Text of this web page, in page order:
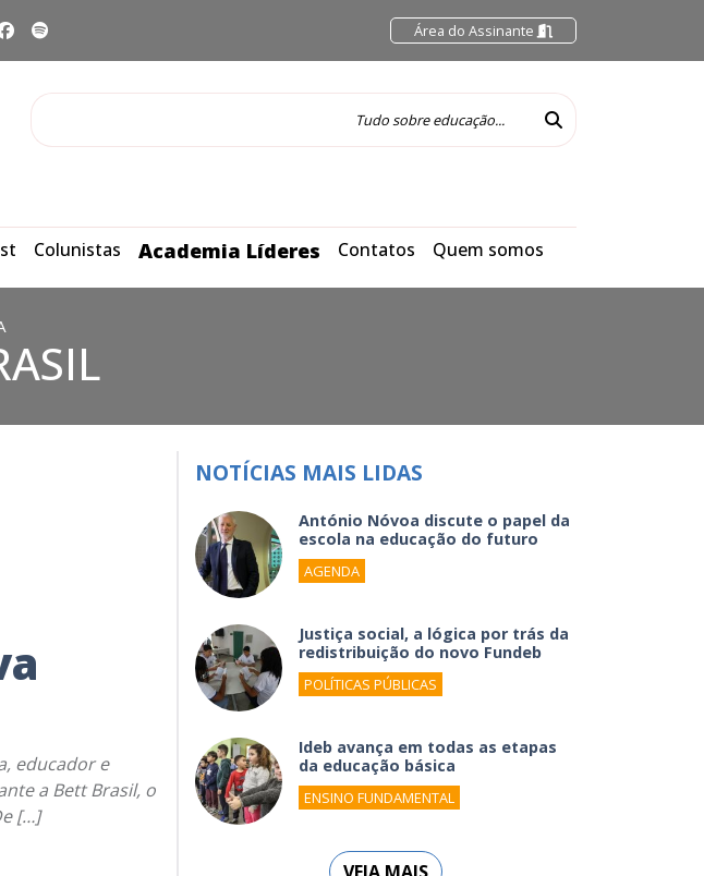
Área do Assinante
Colunistas Academia Líderes Contatos Quem somos
educador e
a Bett Brasil, o
[…]
NOTÍCIAS MAIS LIDAS
António Nóvoa discute o papel da
escola na educação do futuro
AGENDA
Justiça social, a lógica por trás da
redistribuição do novo Fundeb
POLÍTICAS PÚBLICAS
Ideb avança em todas as etapas
da educação básica
ENSINO FUNDAMENTAL